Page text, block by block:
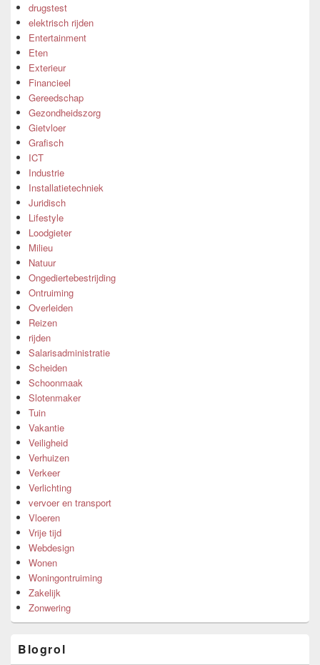
drugstest
elektrisch rijden
Entertainment
Eten
Exterieur
Financieel
Gereedschap
Gezondheidszorg
Gietvloer
Grafisch
ICT
Industrie
Installatietechniek
Juridisch
Lifestyle
Loodgieter
Milieu
Natuur
Ongediertebestrijding
Ontruiming
Overleiden
Reizen
rijden
Salarisadministratie
Scheiden
Schoonmaak
Slotenmaker
Tuin
Vakantie
Veiligheid
Verhuizen
Verkeer
Verlichting
vervoer en transport
Vloeren
Vrije tijd
Webdesign
Wonen
Woningontruiming
Zakelijk
Zonwering
Blogrol